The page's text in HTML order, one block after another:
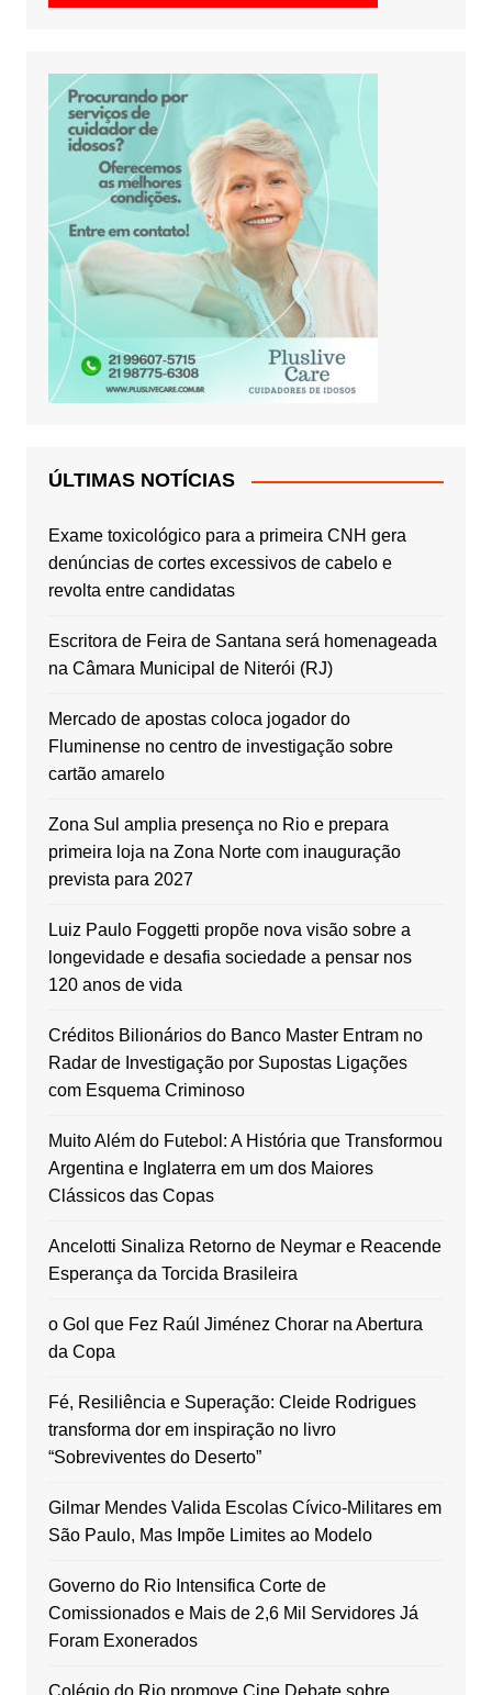
ÚLTIMAS NOTÍCIAS
Exame toxicológico para a primeira CNH gera
denúncias de cortes excessivos de cabelo e
revolta entre candidatas
Escritora de Feira de Santana será homenageada
na Câmara Municipal de Niterói (RJ)
Mercado de apostas coloca jogador do
Fluminense no centro de investigação sobre
cartão amarelo
Zona Sul amplia presença no Rio e prepara
primeira loja na Zona Norte com inauguração
prevista para 2027
Luiz Paulo Foggetti propõe nova visão sobre a
longevidade e desafia sociedade a pensar nos
120 anos de vida
Créditos Bilionários do Banco Master Entram no
Radar de Investigação por Supostas Ligações
com Esquema Criminoso
Muito Além do Futebol: A História que Transformou
Argentina e Inglaterra em um dos Maiores
Clássicos das Copas
Ancelotti Sinaliza Retorno de Neymar e Reacende
Esperança da Torcida Brasileira
o Gol que Fez Raúl Jiménez Chorar na Abertura
da Copa
Fé, Resiliência e Superação: Cleide Rodrigues
transforma dor em inspiração no livro
“Sobreviventes do Deserto”
Gilmar Mendes Valida Escolas Cívico-Militares em
São Paulo, Mas Impõe Limites ao Modelo
Governo do Rio Intensifica Corte de
Comissionados e Mais de 2,6 Mil Servidores Já
Foram Exonerados